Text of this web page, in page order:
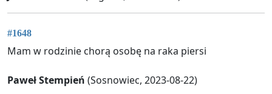
#1648
Mam w rodzinie chorą osobę na raka piersi
Paweł Stempień (Sosnowiec, 2023-08-22)